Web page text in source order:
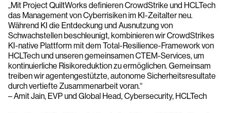
„Mit Project QuiltWorks definieren CrowdStrike und HCLTech
das Management von Cyberrisiken im KI-Zeitalter neu.
Während KI die Entdeckung und Ausnutzung von
Schwachstellen beschleunigt, kombinieren wir CrowdStrikes
KI-native Plattform mit dem Total-Resilience-Framework von
HCLTech und unseren gemeinsamen CTEM-Services, um
kontinuierliche Risikoreduktion zu ermöglichen. Gemeinsam
treiben wir agentengestützte, autonome Sicherheitsresultate
durch vertiefte Zusammenarbeit voran.“
– Amit Jain, EVP und Global Head, Cybersecurity, HCLTech